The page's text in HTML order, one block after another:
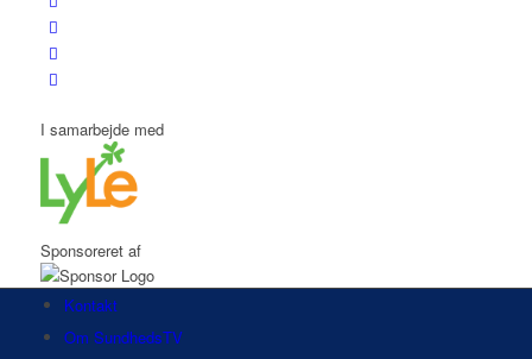
I samarbejde med
Sponsoreret af
Kontakt
Om SundhedsTV